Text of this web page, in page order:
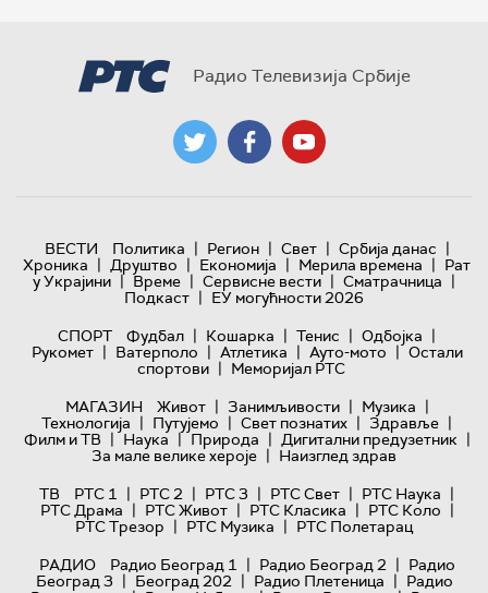
Радио Телевизија Србије
ВЕСТИ Политика | Регион | Свет | Србија данас |
Хроника | Друштво | Економија | Мерила времена | Рат
у Украјини | Време | Сервисне вести | Сматрачница |
Подкаст | ЕУ могућности 2026
СПОРТ
Фудбал | Кошарка | Тенис | Одбојка |
Рукомет | Ватерполо | Атлетика | Ауто-мото | Остали
спортови | Меморијал РТС
МАГАЗИН
Живот | Занимљивости | Музика |
Технологијa | Путујемо | Свет познатих | Здравље |
Филм и ТВ | Наука | Природа | Дигитални предузетник |
За мале велике хероје | Наизглед здрав
ТВ
РТС 1 | РТС 2 | РТС 3 | РТС Свет | РТС Наука |
РТС Драма | РТС Живот | РТС Класика | РТС Коло |
РТС Трезор | РТС Музика | РТС Полетарац
РАДИО
Радио Београд 1 | Радио Београд 2 | Радио
Београд 3 | Београд 202 | Радио Плетеница | Радио